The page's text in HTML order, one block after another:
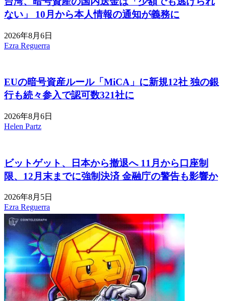
ない」 10月から本人情報の通知が義務に
2026年8月6日
Ezra Reguerra
EUの暗号資産ルール「MiCA」に新規12社 独の銀
行も続々参入で認可数321社に
2026年8月6日
Helen Partz
ビットゲット、日本から撤退へ 11月から口座制
限、12月末までに強制決済 金融庁の警告も影響か
2026年8月5日
Ezra Reguerra